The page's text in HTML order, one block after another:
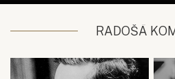
RADOŠĀ